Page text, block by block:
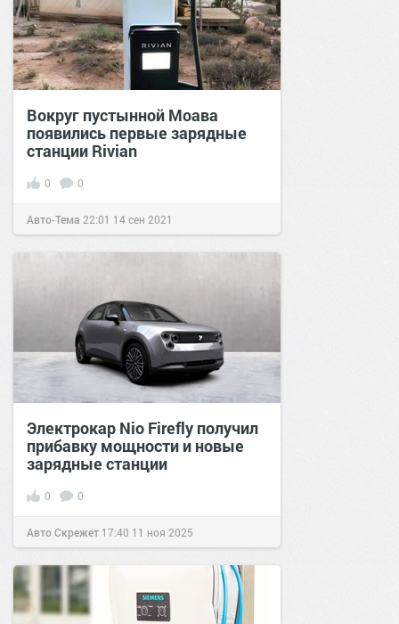
Вокруг пустынной Моава
появились первые зарядные
станции Rivian
0 0
Авто-Тема 22:01 14 сен 2021
Электрокар Nio Firefly получил
прибавку мощности и новые
зарядные станции
0 0
Авто Скрежет 17:40 11 ноя 2025